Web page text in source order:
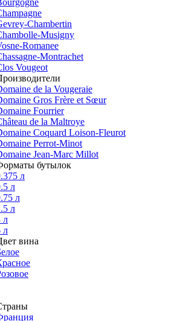
Chambertin
Musigny
Romanee
Montrachet
Vougeot
de la Vougeraie
Gros Frère et Sœur
Fourrier
de la Maltroye
Coquard Loison-Fleurot
Perrot-Minot
Jean-Marc Millot
бутылок
л
л
л
л
л
л
вина